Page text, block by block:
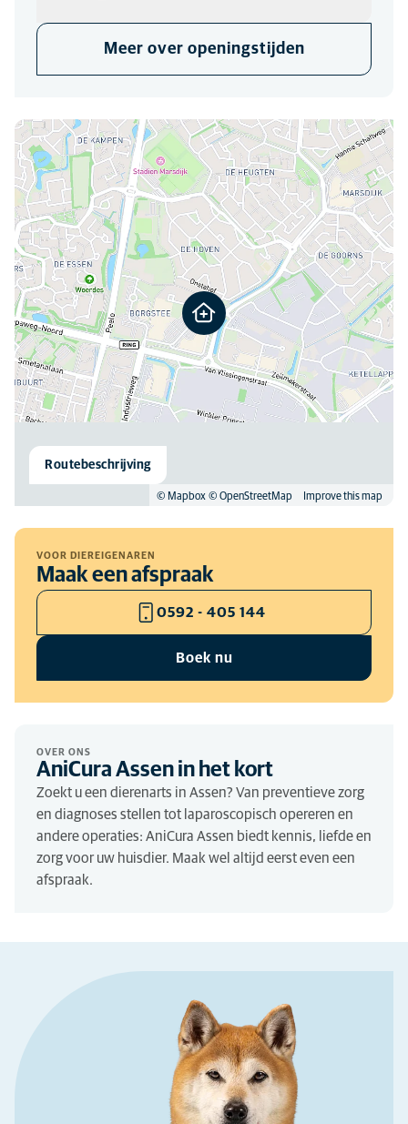
GeslotenMeer over openingstijden
U kunt ons hier vinden
© Mapbox © OpenStreetMap Improve this map
Routebeschrijving
VOOR DIEREIGENAREN
Maak een afspraak
0592 - 405 144
Boek nu
OVER ONS
AniCura Assen in het kort
Zoekt u een dierenarts in Assen? Van preventieve zorg
en diagnoses stellen tot laparoscopisch opereren en
andere operaties: AniCura Assen biedt kennis, liefde en
zorg voor uw huisdier. Maak wel altijd eerst even een
afspraak.